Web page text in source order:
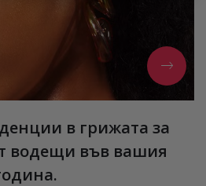
в грижата за
водещи във вашия